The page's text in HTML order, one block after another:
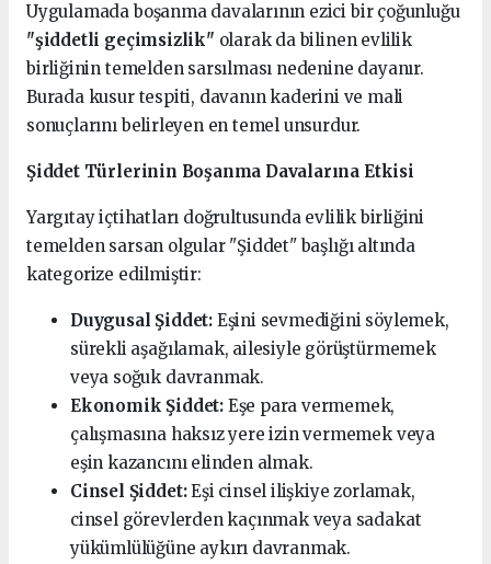
Uygulamada boşanma davalarının ezici bir çoğunluğu
"şiddetli geçimsizlik" olarak da bilinen evlilik
birliğinin temelden sarsılması nedenine dayanır.
Burada kusur tespiti, davanın kaderini ve mali
sonuçlarını belirleyen en temel unsurdur.
Şiddet Türlerinin Boşanma Davalarına Etkisi
Yargıtay içtihatları doğrultusunda evlilik birliğini
temelden sarsan olgular "Şiddet" başlığı altında
kategorize edilmiştir:
Duygusal Şiddet:Eşini sevmediğini söylemek,
sürekli aşağılamak, ailesiyle görüştürmemek
veya soğuk davranmak.
Ekonomik Şiddet:Eşe para vermemek,
çalışmasına haksız yere izin vermemek veya
eşin kazancını elinden almak.
Cinsel Şiddet:Eşi cinsel ilişkiye zorlamak,
cinsel görevlerden kaçınmak veya sadakat
yükümlülüğüne aykırı davranmak.